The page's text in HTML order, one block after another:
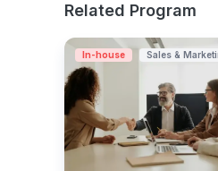
Related Program
In-house Sales &